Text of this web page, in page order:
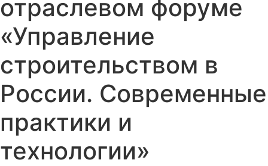
отраслевом форуме
«Управление
строительством в
России. Современные
практики и
технологии»